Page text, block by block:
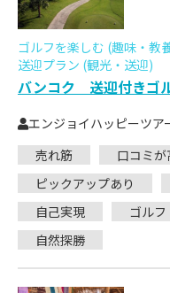
ゴルフを楽しむ (趣味・教
送迎プラン (観光・送迎)
バンコク 送迎付きゴ
エンジョイハッピーツア
売れ筋
口コミが
ピックアップあり
自己実現
ゴルフ
自然探勝